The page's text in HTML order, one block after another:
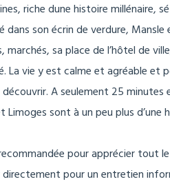
riche dune histoire millénaire,
son écrin de verdure, Mansle
sa place de l’hôtel de
vie y est calme et agréable et
A seulement 25 minutes
sont à un peu plus d’une
pour apprécier tout
pour un entretien